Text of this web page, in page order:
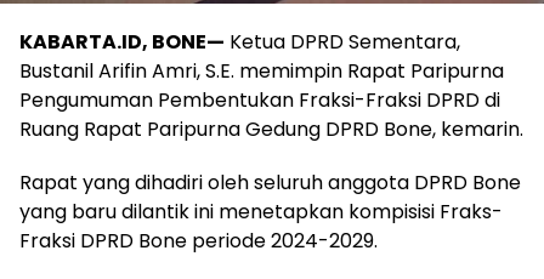
KABARTA.ID, BONE— Ketua DPRD Sementara,
Bustanil Arifin Amri, S.E. memimpin Rapat Paripurna
Pengumuman Pembentukan Fraksi-Fraksi DPRD di
Ruang Rapat Paripurna Gedung DPRD Bone, kemarin.
Rapat yang dihadiri oleh seluruh anggota DPRD Bone
yang baru dilantik ini menetapkan kompisisi Fraks-
Fraksi DPRD Bone periode 2024-2029.